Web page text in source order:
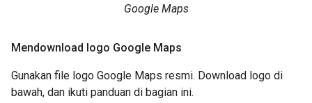
Google Maps
Mendownload logo Google Maps
Gunakan file logo Google Maps resmi. Download logo di
bawah, dan ikuti panduan di bagian ini.